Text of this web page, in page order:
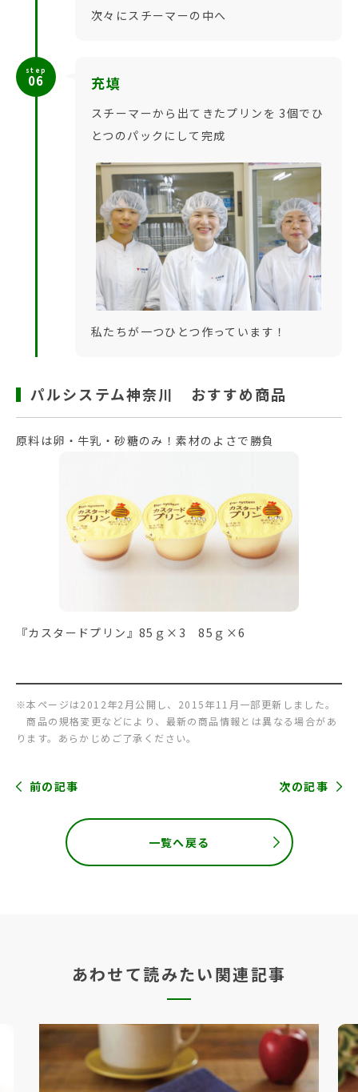
次々にスチーマーの中へ
step
06 充填
スチーマーから出てきたプリンを 3個でひ
とつのパックにして完成
私たちが一つひとつ作っています！
パルシステム神奈川 おすすめ商品
原料は卵・牛乳・砂糖のみ！素材のよさで勝負
『カスタードプリン』85ｇ×3 85ｇ×6
※本ページは2012年2月公開し、2015年11月一部更新しました。
商品の規格変更などにより、最新の商品情報とは異なる場合があ
ります。あらかじめご了承ください。
前の記事 次の記事
一覧へ戻る
あわせて読みたい関連記事